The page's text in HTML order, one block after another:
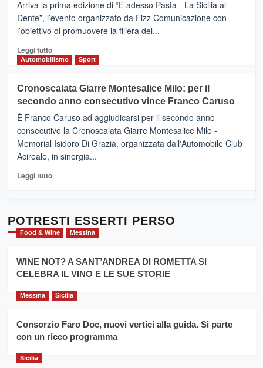
–
Il
Borgo
Gusto,
il
tra
sapori
vicoli
medievali
Arriva la prima edizione di “E adesso Pasta - La Sicilia al
Dente”, l’evento organizzato da Fizz Comunicazione con
l’obiettivo di promuovere la filiera del...
Leggi tuttoLeggi
di
Mondello
(Palermo)
–
“E
adesso
Pasta
–
Sicilia
l’
evento
per
la
filiera
grano
Automobilismo Sport
Cronoscalata Giarre Montesalice Milo: per il
secondo anno consecutivo vince Franco Caruso
È Franco Caruso ad aggiudicarsi per il secondo anno
consecutivo la Cronoscalata Giarre Montesalice Milo -
Memorial Isidoro Di Grazia, organizzata dall'Automobile Club
Acireale, in sinergia...
Leggi tuttoLeggi
Cronoscalata
Giarre
Montesalice
per
il
anno
Franco
Caruso
POTRESTI ESSERTI PERSO
Food & Wine Messina
WINE NOT? A SANT’ANDREA DI ROMETTA SI
CELEBRA IL VINO E LE SUE STORIE
Messina Sicilia
Consorzio Faro Doc, nuovi vertici alla guida. Si parte
con un ricco programma
Sicilia